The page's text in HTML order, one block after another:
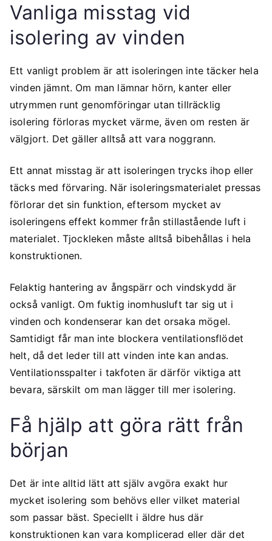
Vanliga misstag vid
isolering av vinden
Ett vanligt problem är att isoleringen inte täcker hela
vinden jämnt. Om man lämnar hörn, kanter eller
utrymmen runt genomföringar utan tillräcklig
isolering förloras mycket värme, även om resten är
välgjort. Det gäller alltså att vara noggrann.
Ett annat misstag är att isoleringen trycks ihop eller
täcks med förvaring. När isoleringsmaterialet pressas
förlorar det sin funktion, eftersom mycket av
isoleringens effekt kommer från stillastående luft i
materialet. Tjockleken måste alltså bibehållas i hela
konstruktionen.
Felaktig hantering av ångspärr och vindskydd är
också vanligt. Om fuktig inomhusluft tar sig ut i
vinden och kondenserar kan det orsaka mögel.
Samtidigt får man inte blockera ventilationsflödet
helt, då det leder till att vinden inte kan andas.
Ventilationsspalter i takfoten är därför viktiga att
bevara, särskilt om man lägger till mer isolering.
Få hjälp att göra rätt från
början
Det är inte alltid lätt att själv avgöra exakt hur
mycket isolering som behövs eller vilket material
som passar bäst. Speciellt i äldre hus där
konstruktionen kan vara komplicerad eller där det